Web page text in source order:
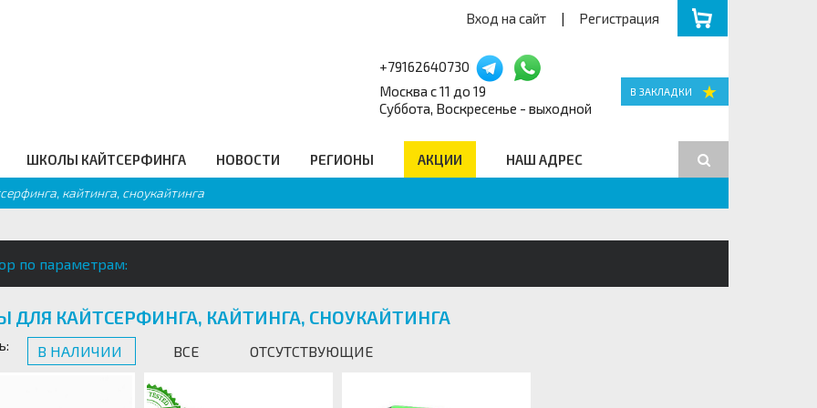
Вход на сайт | Регистрация
+79162640730
Москва с 11 до 19
Суббота, Воскресенье - выходной
Балансборды
Гидро Аксессуары
Промо
ШКОЛЫ КАЙТСЕРФИНГА НОВОСТИ
ссылки
РЕГИОНЫ АКЦИИ НАШ АДРЕС
кайтинга, сноукайтинга
по параметрам:
ДЛЯ КАЙТСЕРФИНГА, КАЙТИНГА, СНОУКАЙТИНГА
В НАЛИЧИИ ВСЕ ОТСУТСТВУЮЩИЕ